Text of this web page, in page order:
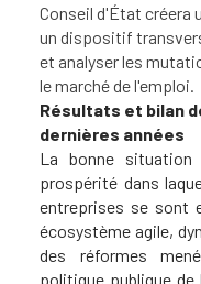
Conseil d'État créera
un dispositif
et analyser les
le marché de l'emploi.
Résultats et bilan
dernières années
La bonne situation
prospérité dans
entreprises se sont
écosystème agile,
des réformes
politique publique